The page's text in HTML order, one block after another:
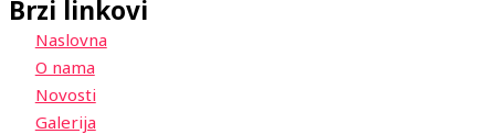
Brzi linkovi
Naslovna
O nama
Novosti
Galerija